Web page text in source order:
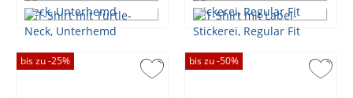
bis zu -25% bis zu -50%